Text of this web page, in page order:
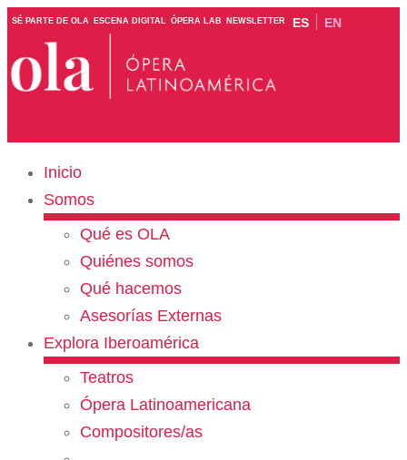
SÉ PARTE DE OLA ESCENA DIGITAL ÓPERA LAB NEWSLETTER ES EN
Inicio
Somos
Qué es OLA
Quiénes somos
Qué hacemos
Asesorías Externas
Explora Iberoamérica
Teatros
Ópera Latinoamericana
Compositores/as